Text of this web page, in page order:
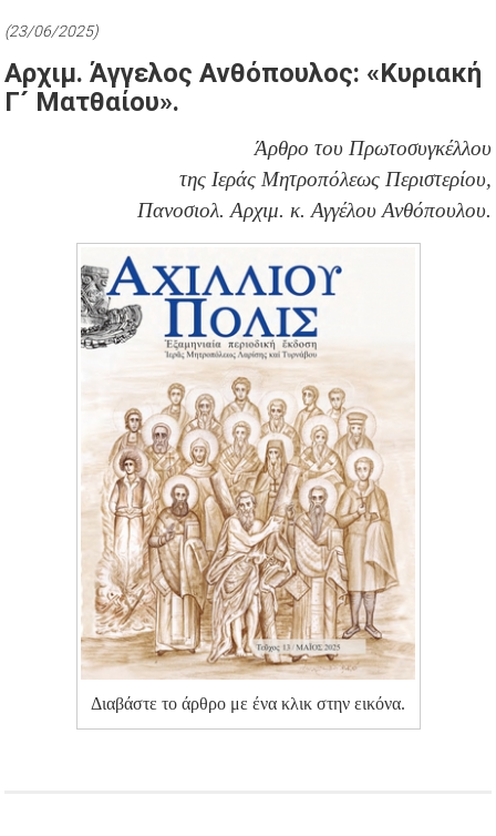
(23/06/2025)
Αρχιμ. Άγγελος Ανθόπουλος: «Κυριακή
Γ´ Ματθαίου».
Άρθρο του Πρωτοσυγκέλλου
της Ιεράς Μητροπόλεως Περιστερίου,
Πανοσιολ. Αρχιμ. κ. Αγγέλου Ανθόπουλου.
Διαβάστε το άρθρο με ένα κλικ στην εικόνα.